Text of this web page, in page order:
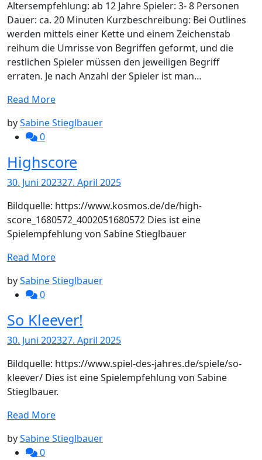
Altersempfehlung: ab 12 Jahre Spieler: 3- 8 Personen
Dauer: ca. 20 Minuten Kurzbeschreibung: Bei Outlines
werden mittels einer Kette und einem Zeichenstab
reihum die Umrisse von Begriffen geformt, und die
restlichen Spieler müssen den jeweiligen Begriff
erraten. Je nach Anzahl der Spieler ist man…
Read More
bySabine Stieglbauer
0
Highscore
30. Juni 202327. April 2025
Bildquelle: https://www.kosmos.de/de/high-
score_1680572_4002051680572 Dies ist eine
Spielempfehlung von Sabine Stieglbauer
Read More
bySabine Stieglbauer
0
So Kleever!
30. Juni 202327. April 2025
Bildquelle: https://www.spiel-des-jahres.de/spiele/so-
kleever/ Dies ist eine Spielempfehlung von Sabine
Stieglbauer.
Read More
bySabine Stieglbauer
0